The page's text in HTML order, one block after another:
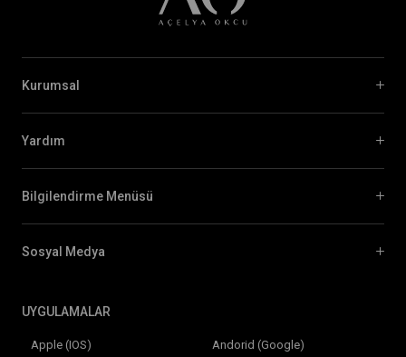
Kurumsal
Yardım
Bilgilendirme Menüsü
Sosyal Medya
UYGULAMALAR
Apple (IOS) Andorid (Google)